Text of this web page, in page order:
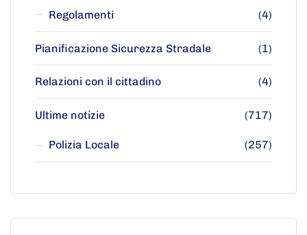
Regolamenti (4)
Pianificazione Sicurezza Stradale (1)
Relazioni con il cittadino (4)
Ultime notizie (717)
Polizia Locale (257)